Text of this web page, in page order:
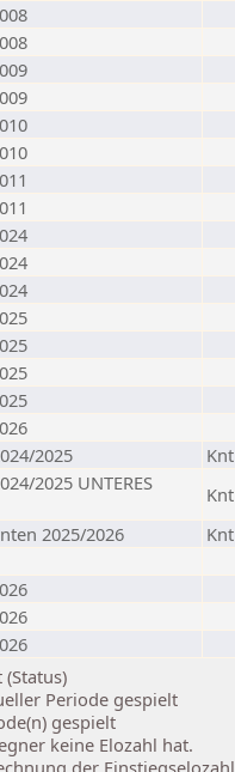
2025 Knt
2025 UNTERES
Knt
2025/2026 Knt
Periode gespielt
gespielt
keine Elozahl hat.
der